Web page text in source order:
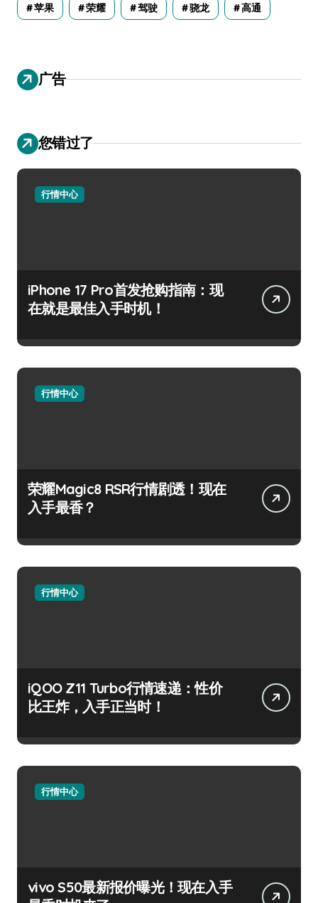
苹果 荣耀 驾驶 骁龙 高通
广告
您错过了
行情中心
iPhone 17 Pro首发抢购指南：现
在就是最佳入手时机！
行情中心
荣耀Magic8 RSR行情剧透！现在
入手最香？
行情中心
iQOO Z11 Turbo行情速递：性价
比王炸，入手正当时！
行情中心
vivo S50最新报价曝光！现在入手